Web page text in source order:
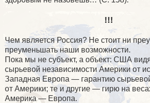
!!!
Чем является Россия? Не стоит ни
преуменьшать наши возможности.
Пока мы не субъект, а объект: США
сырьевой независимости Америки от
Западная Европа — гарантию
от Америки; те и другие — гирю на
Америка — Европа.